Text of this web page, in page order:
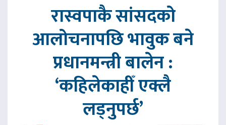
रास्वपाकै सांसदको
आलोचनापछि भावुक बने
प्रधानमन्त्री बालेन :
‘कहिलेकाहीँ एक्लै
लड्नुपर्छ’